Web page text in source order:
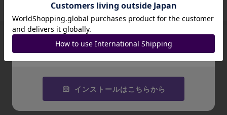
出品中一覧
招待コード
JA9XS8
コピーする
インストールはこちらから